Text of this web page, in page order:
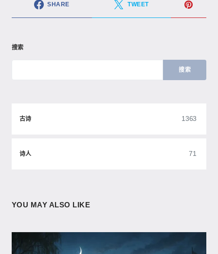
SHARE TWEET
搜索
搜索
古诗 1363
诗人 71
YOU MAY ALSO LIKE